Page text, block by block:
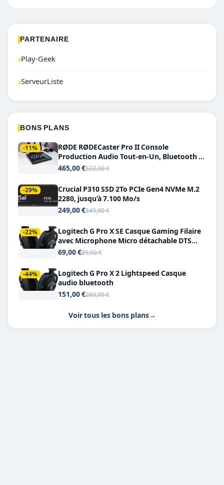
PARTENAIRE
›Play-Geek
›ServeurListe
BONS PLANS
-11%
RØDE RØDECaster Pro II Console
Production Audio Tout-en-Un, Bluetooth et
Double USB-C
465,00 €522,00 €
-29%
Crucial P310 SSD 2To PCIe Gen4 NVMe M.2
2280, jusqu’à 7.100 Mo/s
249,00 €349,00 €
-22%
Logitech G Pro X SE Casque Gaming Filaire
avec Microphone Micro détachable DTS
Headphone X 7.1
69,00 €89,00 €
-44%
Logitech G Pro X 2 Lightspeed Casque
audio bluetooth
151,00 €269,00 €
Voir tous les bons plans→